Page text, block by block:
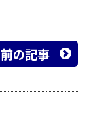
前の記事